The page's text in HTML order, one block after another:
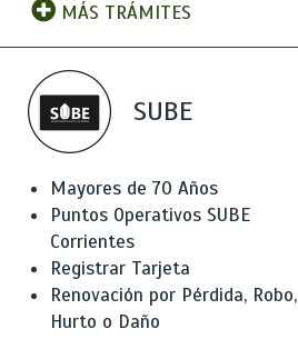
MÁS TRÁMITES
SUBE
Mayores de 70 Años
Puntos Operativos SUBE
Corrientes
Registrar Tarjeta
Renovación por Pérdida, Robo,
Hurto o Daño